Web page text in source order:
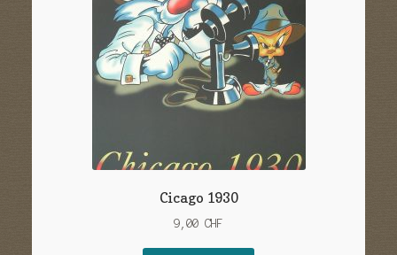
Cicago 1930
9,00 CHF